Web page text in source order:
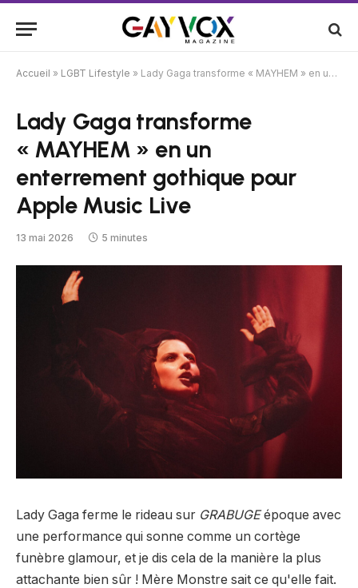
Accueil » LGBT Lifestyle » Lady Gaga transforme « MAYHEM » en un enterrement gothique pour Apple Music Live
Lady Gaga transforme
« MAYHEM » en un
enterrement gothique pour
Apple Music Live
13 mai 2026 5 minutes
Lady Gaga ferme le rideau sur GRABUGEépoque avec
une performance qui sonne comme un cortège
funèbre glamour, et je dis cela de la manière la plus
attachante bien sûr ! Mère Monstre sait ce qu'elle fait.